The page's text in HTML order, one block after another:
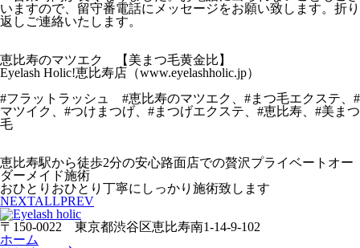
いますので、留守番電話にメッセージをお願い致します。折り
返しご連絡いたします。
恵比寿のマツエク 【美まつ毛黄金比】
Eyelash Holic!恵比寿店（www.eyelashholic.jp）
#フラットラッシュ #恵比寿のマツエク、#まつ毛エクステ、#
マツイク、#つけまつげ、#まつげエクステ、#恵比寿、#美まつ
毛
恵比寿駅から徒歩2分の安心路面店での贅沢プライベートオー
ダーメイド施術
おひとりおひとり丁寧にしっかり施術致します
NEXTALLPREV
〒150-0022 東京都渋谷区恵比寿南1-14-9-102
ホーム